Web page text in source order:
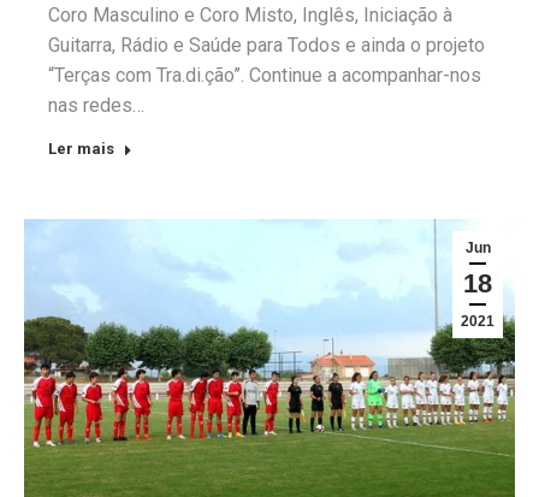
Coro Masculino e Coro Misto, Inglês, Iniciação à
Guitarra, Rádio e Saúde para Todos e ainda o projeto
“Terças com Tra.di.ção”. Continue a acompanhar-nos
nas redes…
Ler mais
Jun
18
2021